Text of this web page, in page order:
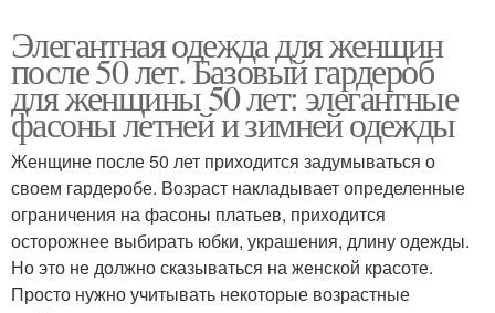
Элегантная одежда для женщин
после 50 лет. Базовый гардероб
для женщины 50 лет: элегантные
фасоны летней и зимней одежды
Женщине после 50 лет приходится задумываться о
своем гардеробе. Возраст накладывает определенные
ограничения на фасоны платьев, приходится
осторожнее выбирать юбки, украшения, длину одежды.
Но это не должно сказываться на женской красоте.
Просто нужно учитывать некоторые возрастные